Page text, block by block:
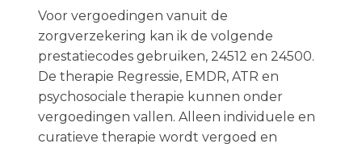
Voor vergoedingen vanuit de
zorgverzekering kan ik de volgende
prestatiecodes gebruiken, 24512 en 24500.
De therapie Regressie, EMDR, ATR en
psychosociale therapie kunnen onder
vergoedingen vallen. Alleen individuele en
curatieve therapie wordt vergoed en